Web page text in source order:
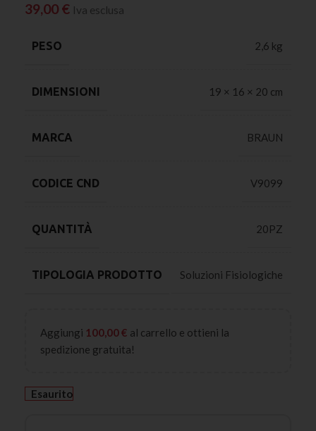
39,00 € Iva esclusa
PESO 2,6 kg
DIMENSIONI 19 × 16 × 20 cm
MARCA BRAUN
CODICE CND V9099
QUANTITÀ 20PZ
TIPOLOGIA PRODOTTO Soluzioni Fisiologiche
Aggiungi 100,00€ al carrello e ottieni la
spedizione gratuita!
Esaurito